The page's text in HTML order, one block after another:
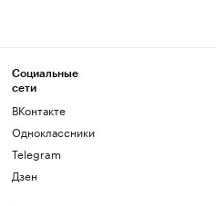
Социальные
сети
ВКонтакте
Одноклассники
Telegram
Дзен